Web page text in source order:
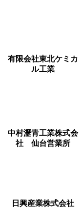
有限会社東北ケミカ
ル工業
中村瀝青工業株式会
社 仙台営業所
日興産業株式会社